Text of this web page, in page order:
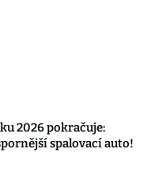
2026 pokračuje:
spalovací auto!